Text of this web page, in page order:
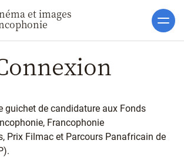
et images
Accueil
Actualités
Soutiens
Catalogue
Clap ACP
guichet de candidature aux Fonds
Francophonie
Prix Filmac et Parcours Panafricain de